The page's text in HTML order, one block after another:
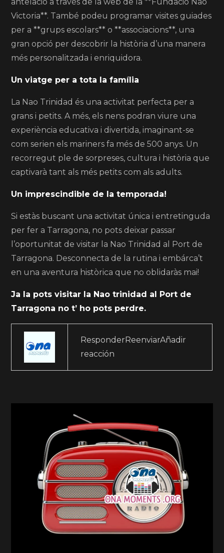
Victoria**. També podeu programar visites guiades
per a **grups escolars** o **associacions**, una
gran opció per descobrir la història d’una manera
més personalitzada i enriquidora.
Un viatge per a tota la família
La Nao Trinidad és una activitat perfecta per a
grans i petits. A més, els nens podran viure una
experiència educativa i divertida, imaginant-se
com serien els mariners fa més de 500 anys. Un
recorregut ple de sorpreses, cultura i història que
captivarà tant als més petits com als adults.
Un imprescindible de la temporada!
Si estàs buscant una activitat única i entretinguda
per fer a Tarragona, no pots deixar passar
l’oportunitat de visitar la Nao Trinidad al Port de
Tarragona. Desconnecta de la rutina i embárca’t
en una aventura històrica que no oblidaràs mai!
Ja la pots visitar la Nao trinidad al Port de
Tarragona no t’ ho pots perdre.
ResponderReenviarAñadir
reacción